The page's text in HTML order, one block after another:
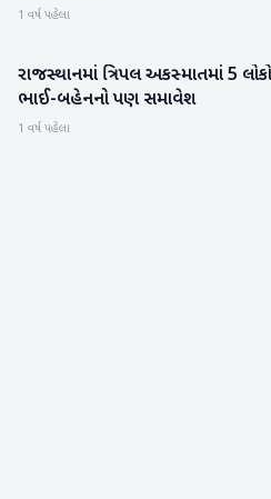
1 વર્ષ પહેલા
રાષ્ટ્રીય
રાજસ્થાનમાં ત્રિપલ અકસ્માતમાં 5
ભાઈ-બહેનનો પણ સમાવેશ
1 વર્ષ પહેલા